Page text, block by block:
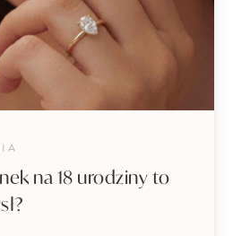
na 18 urodziny to